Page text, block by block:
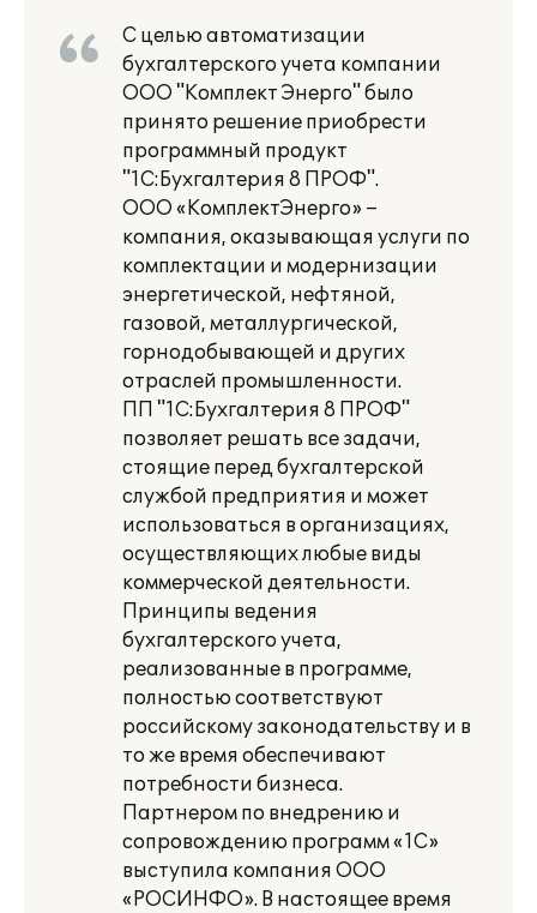
С целью автоматизации
бухгалтерского учета компании
ООО "Комплект Энерго" было
принято решение приобрести
программный продукт
"1С:Бухгалтерия 8 ПРОФ".
ООО «КомплектЭнерго» –
компания, оказывающая услуги по
комплектации и модернизации
энергетической, нефтяной,
газовой, металлургической,
горнодобывающей и других
отраслей промышленности.
ПП "1С:Бухгалтерия 8 ПРОФ"
позволяет решать все задачи,
стоящие перед бухгалтерской
службой предприятия и может
использоваться в организациях,
осуществляющих любые виды
коммерческой деятельности.
Принципы ведения
бухгалтерского учета,
реализованные в программе,
полностью соответствуют
российскому законодательству и в
то же время обеспечивают
потребности бизнеса.
Партнером по внедрению и
сопровождению программ «1С»
выступила компания ООО
«РОСИНФО». В настоящее время